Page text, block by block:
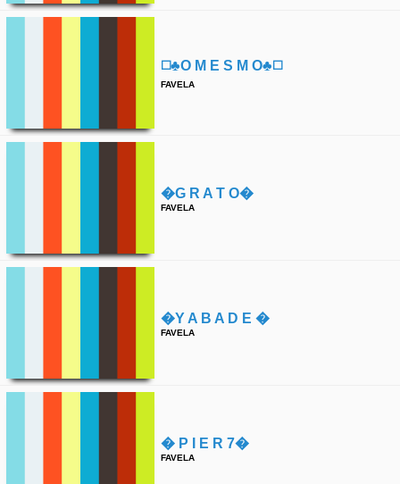
◻️♣️o M E S M O♣️◻️
FAVELA
�g R A T O�
FAVELA
�y A B A D E �
FAVELA
� P I E R 7�
FAVELA